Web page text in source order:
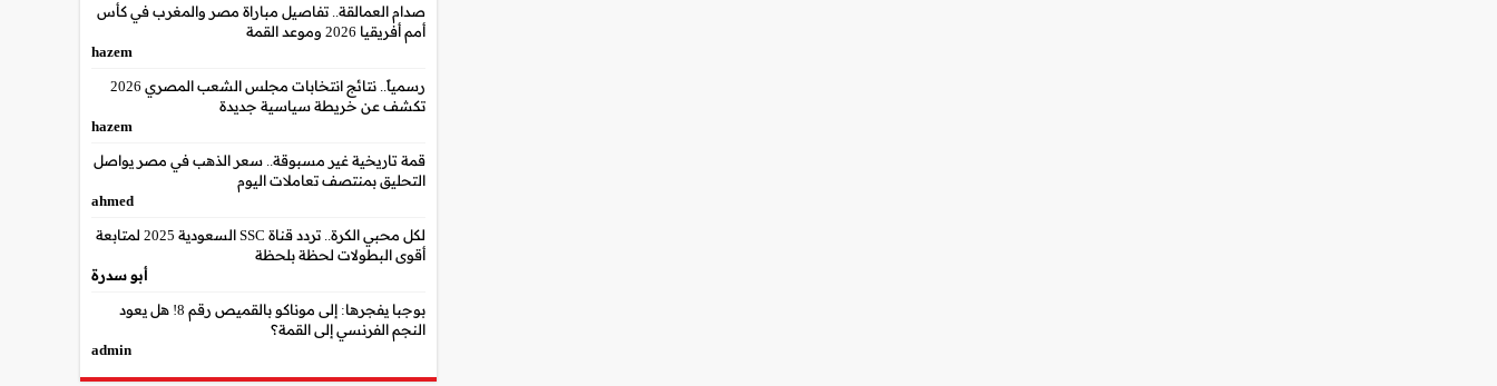
صدام العمالقة.. تفاصيل مباراة مصر والمغرب في كأس
أمم أفريقيا 2026 وموعد القمة
hazem
رسمياً.. نتائج انتخابات مجلس الشعب المصري 2026
تكشف عن خريطة سياسية جديدة
hazem
قمة تاريخية غير مسبوقة.. سعر الذهب في مصر يواصل
التحليق بمنتصف تعاملات اليوم
ahmed
لكل محبي الكرة.. تردد قناة SSC السعودية 2025 لمتابعة
أقوى البطولات لحظة بلحظة
أبو سدرة
بوجبا يفجرها: إلى موناكو بالقميص رقم 8! هل يعود
النجم الفرنسي إلى القمة؟
admin